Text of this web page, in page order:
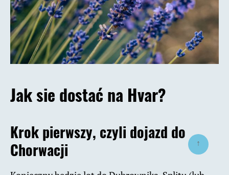
Jak sie dostać na Hvar?
Krok pierwszy, czyli dojazd do
Chorwacji
↑